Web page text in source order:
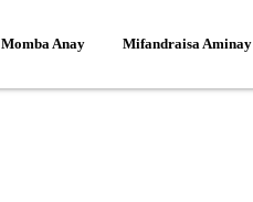
Momba Anay Mifandraisa Aminay